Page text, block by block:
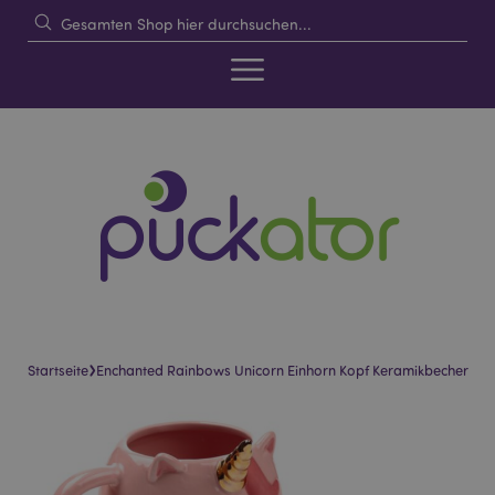
Startseite›Enchanted Rainbows Unicorn Einhorn Kopf Keramikbecher
beginning